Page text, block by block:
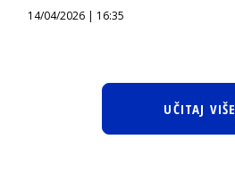
14/04/2026 | 16:35
UČITAJ VIŠE